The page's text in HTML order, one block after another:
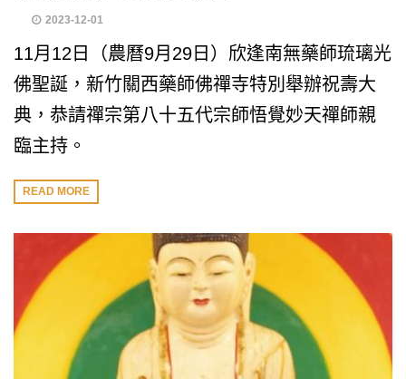
2023-12-01
11月12日（農曆9月29日）欣逢南無藥師琉璃光
佛聖誕，新竹關西藥師佛禪寺特別舉辦祝壽大
典，恭請禪宗第八十五代宗師悟覺妙天禪師親
臨主持。
READ MORE